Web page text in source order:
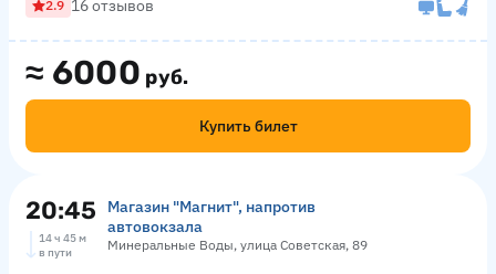
≈ 6000 руб.
Купить билет
2.9 16 отзывов
20:45
Магазин "Магнит", напротив
автовокзала
Минеральные Воды, улица Советская, 89
14 ч 45 м
в пути